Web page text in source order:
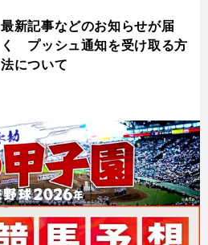
最新記事などのお知らせが届
く プッシュ通知を受け取る方
法について